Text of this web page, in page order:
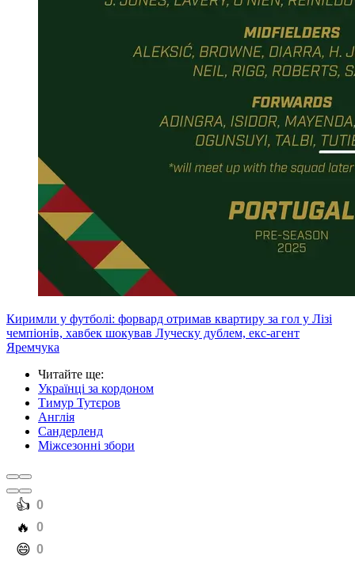
Киримли у футболі: форвард отримав квартиру за гол у Лізі
чемпіонів, хавбек шокував Луческу дублем, екс-агент
Яремчука
Читайте ще:
Українці за кордоном
Тимур Тутєров
Англія
Сандерленд
Міжсезонні збори
️👍 0
️🔥 0
️😄 0